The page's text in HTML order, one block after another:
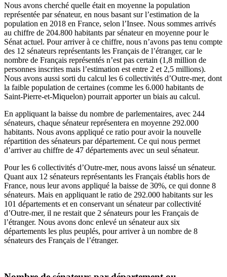
Nous avons cherché quelle était en moyenne la population
représentée par sénateur, en nous basant sur l’estimation de la
population en 2018 en France, selon l’Insee. Nous sommes arrivés
au chiffre de 204.800 habitants par sénateur en moyenne pour le
Sénat actuel. Pour arriver à ce chiffre, nous n’avons pas tenu compte
des 12 sénateurs représentants les Français de l’étranger, car le
nombre de Français représentés n’est pas certain (1,8 million de
personnes inscrites mais l’estimation est entre 2 et 2,5 millions).
Nous avons aussi sorti du calcul les 6 collectivités d’Outre-mer, dont
la faible population de certaines (comme les 6.000 habitants de
Saint-Pierre-et-Miquelon) pourrait apporter un biais au calcul.
En appliquant la baisse du nombre de parlementaires, avec 244
sénateurs, chaque sénateur représentera en moyenne 292.000
habitants. Nous avons appliqué ce ratio pour avoir la nouvelle
répartition des sénateurs par département. Ce qui nous permet
d’arriver au chiffre de 47 départements avec un seul sénateur.
Pour les 6 collectivités d’Outre-mer, nous avons laissé un sénateur.
Quant aux 12 sénateurs représentants les Français établis hors de
France, nous leur avons appliqué la baisse de 30%, ce qui donne 8
sénateurs. Mais en appliquant le ratio de 292.000 habitants sur les
101 départements et en conservant un sénateur par collectivité
d’Outre-mer, il ne restait que 2 sénateurs pour les Français de
l’étranger. Nous avons donc enlevé un sénateur aux six
départements les plus peuplés, pour arriver à un nombre de 8
sénateurs des Français de l’étranger.